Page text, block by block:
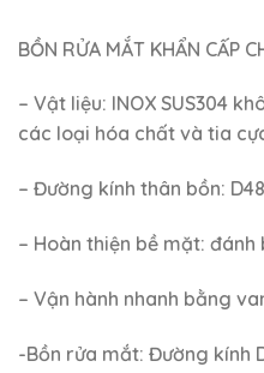
BỒN RỬA MẮT KHẨN CẤP
– Vật liệu: INOX SUS304
các loại hóa chất và tia
– Đường kính thân bồn:
– Hoàn thiện bề mặt:
– Vận hành nhanh bằng
-Bồn rửa mắt: Đường kính